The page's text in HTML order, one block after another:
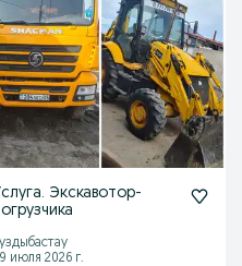
Экскавотор-
Туздыбастау
июля 2026 г.